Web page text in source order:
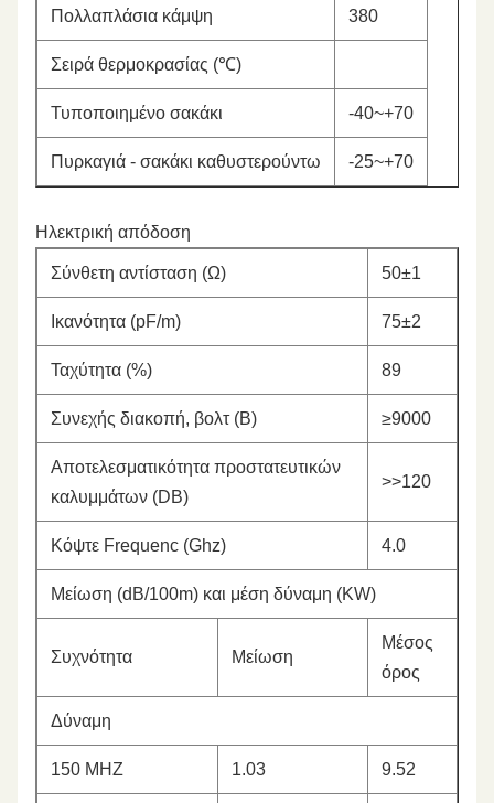
Πολλαπλάσια κάμψη 380
Σειρά θερμοκρασίας (℃)
Τυποποιημένο σακάκι -40~+70
Πυρκαγιά - σακάκι καθυστερούντω -25~+70
Ηλεκτρική απόδοση
Σύνθετη αντίσταση (Ω) 50±1
Ικανότητα (pF/m) 75±2
Ταχύτητα (%) 89
Συνεχής διακοπή, βολτ (Β) ≥9000
Αποτελεσματικότητα προστατευτικών
καλυμμάτων (DB)
>>120
Κόψτε Frequenc (Ghz) 4.0
Μείωση (dB/100m) και μέση δύναμη (KW)
Συχνότητα Μείωση
Μέσος
όρος
Δύναμη
150 MHZ 1.03 9.52